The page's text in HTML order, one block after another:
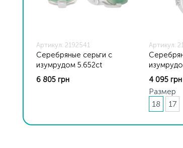
Артикул: 2192541
Серебряные серьги с
изумрудом 5.652ct
6 805 грн
Артикул:
4 095 грн
Размер
18
17